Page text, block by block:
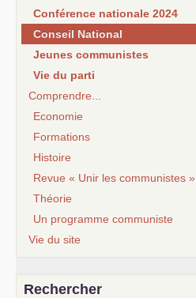
Conférence nationale 2024
Conseil National
Jeunes communistes
Vie du parti
Comprendre...
Economie
Formations
Histoire
Revue « Unir les communistes »
Théorie
Un programme communiste
Vie du site
Rechercher